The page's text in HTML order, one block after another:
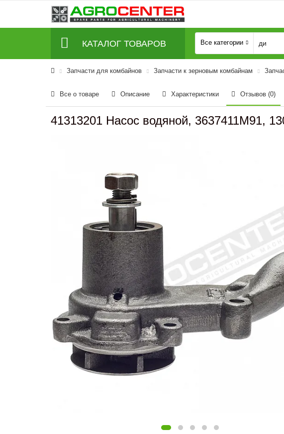
КАТАЛОГ ТОВАРОВ Все категории
Запчасти для комбайнов Запчасти к зерновым комбайнам
Все о товаре Описание Характеристики Отзывов (0)
41313201 Насос водяной, 3637411M91,